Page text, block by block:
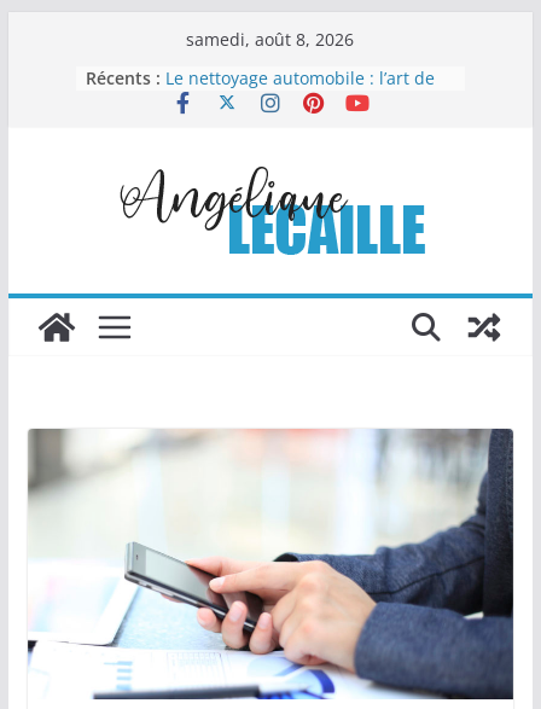
samedi, août 8, 2026
Récents : Le nettoyage automobile : l’art de
redonner éclat et valeur à votre
choix malin pour organiser sans
compliquer
Comment la chapelure
personnalisée transforme les
Columbarium moderne et design :
quand l’art rencontre le souvenir